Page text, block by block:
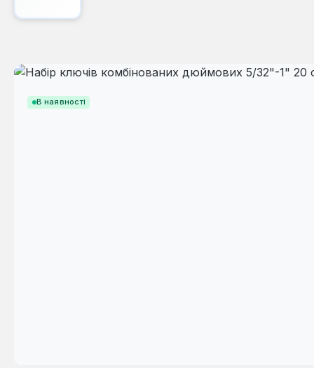
В наявності
Пропустити галерею зображень